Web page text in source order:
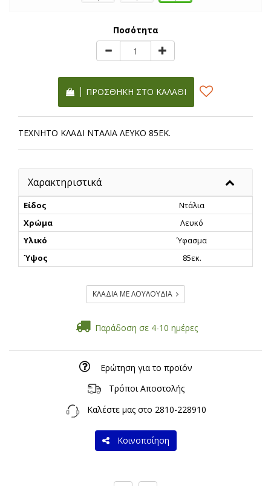
Ποσότητα
ΠΡΟΣΘΉΚΗ ΣΤΟ ΚΑΛΆΘΙ
ΤΕΧΝΗΤΟ ΚΛΑΔΙ ΝΤΑΛΙΑ ΛΕΥΚΟ 85ΕΚ.
Χαρακτηριστικά
Είδος
Ντάλια
Χρώμα
Λευκό
Υλικό
Ύφασμα
Ύψος
85εκ.
ΚΛΑΔΙΑ ΜΕ ΛΟΥΛΟΥΔΙΑ
Παράδοση σε 4-10 ημέρες
Ερώτηση για το προϊόν
Τρόποι Αποστολής
Καλέστε μας στο 2810-228910
Κοινοποίηση